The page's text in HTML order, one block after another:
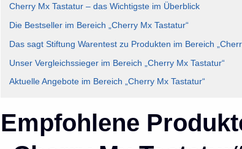
Cherry Mx Tastatur – das Wichtigste im Überblick
Die Bestseller im Bereich „Cherry Mx Tastatur“
Das sagt Stiftung Warentest zu Produkten im Bereich
Unser Vergleichssieger im Bereich „Cherry Mx Tastatur“
Aktuelle Angebote im Bereich „Cherry Mx Tastatur“
Empfohlene